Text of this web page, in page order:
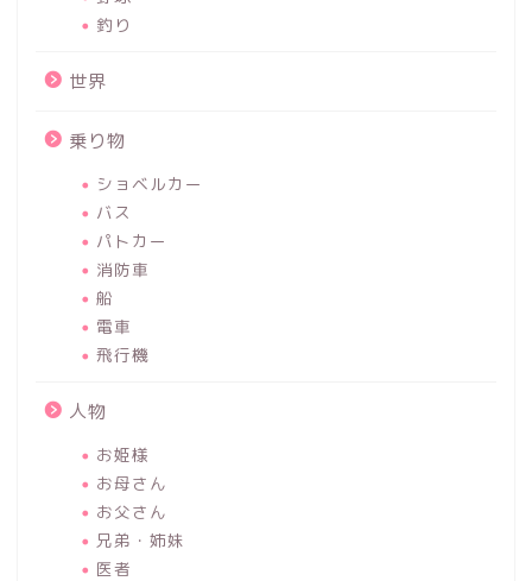
釣り
世界
乗り物
ショベルカー
バス
パトカー
消防車
船
電車
飛行機
人物
お姫様
お母さん
お父さん
兄弟・姉妹
医者